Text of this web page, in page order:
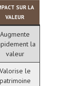
SUR LA
VALEUR
Augmente
la
valeur
Valorise le
patrimoine